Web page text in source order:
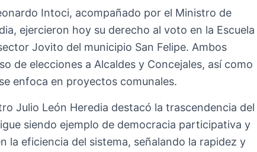
Intoci, acompañado por el Ministro de
ejercieron hoy su derecho al voto en la Escuela
Jovito del municipio San Felipe. Ambos
de elecciones a Alcaldes y Concejales, así como
enfoca en proyectos comunales.
Julio León Heredia destacó la trascendencia del
siendo ejemplo de democracia participativa y
la eficiencia del sistema, señalando la rapidez y